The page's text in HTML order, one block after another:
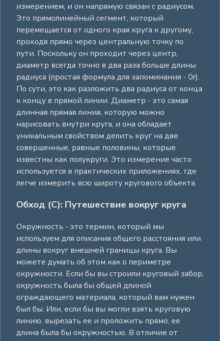
измерением, и он напрямую связан с радиусом.
Это прямолинейный сегмент, который
перемещается от одного края круга к другому,
проходя прямо через центральную точку по
пути. Поскольку он проходит через центр,
диаметр всегда точно в два раза больше длины
радиуса (простая формула для запоминания - 0r).
По сути, это как разложить два радиуса от конца
к концу в прямой линии. Диаметр - это самая
длинная прямая линия, которую можно
нарисовать внутри круга, и она обладает
уникальным свойством делить круг на две
совершенные, равные половины, которые
известны как полукруги. Это измерение часто
используется в практических приложениях, где
легче измерить всю широту кругового объекта.
Обход (C): Путешествие вокруг круга
Окружность - это термин, который мы
используем для описания общего расстояния или
длины вокруг внешней границы круга. Вы
можете думать об этом как о периметре
окружности. Если бы вы строили круговый забор,
окружность была бы общей длиной
ограждающего материала, который вам нужен
был бы. Или, если бы вы могли взять круговую
линию, вырезать ее и проложить прямо, ее
длина была бы окружностью. В отличие от